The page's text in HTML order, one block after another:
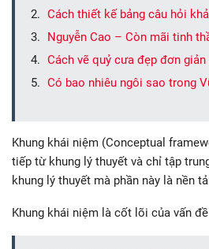
Cách thiết kế bảng câu hỏi
Nguyễn Cao – Còn mãi tinh
Cách vẽ quỷ cưa đẹp đơn
Có bao nhiêu ngôi sao trong
Khung khái niệm (Conceptual
tiếp từ khung lý thuyết và chỉ tập
khung lý thuyết mà phần này là nền
Khung khái niệm là cốt lõi của vấn